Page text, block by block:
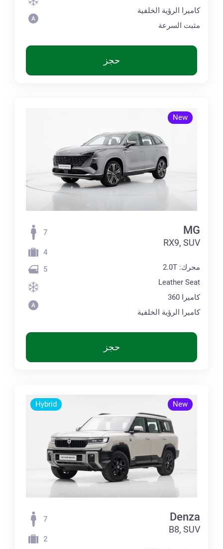
كاميرا الرؤية الخلفية
مثبت السرعة
حجز
New
MG
RX9, SUV
محرك: 2.0T
Leather Seat
كاميرا 360
كاميرا الرؤية الخلفية
7
4
5
حجز
New
Hybrid
Denza
B8, SUV
7
2